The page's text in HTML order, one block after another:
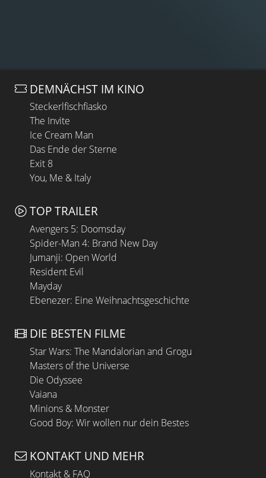
DEMNÄCHST IM KINO
Steckerlfischfiasko
The Invite
Ice Cream Man
Das Ende der Sterne
Exit 8
You, Me & Italy
TOP TRAILER
Avengers 5: Doomsday
Spider-Man 4: Brand New Day
Jumanji: Open World
Resident Evil
Mayday
Ebenezer: Eine Weihnachtsgeschichte
DIE BESTEN FILME
Star Wars: The Mandalorian and Grogu
Masters of the Universe
Die Odyssee
Vaiana
Minions & Monster
Good Boy: Wir wollen nur dein Bestes
KONTAKT UND MEHR
Kontakt & FAQ